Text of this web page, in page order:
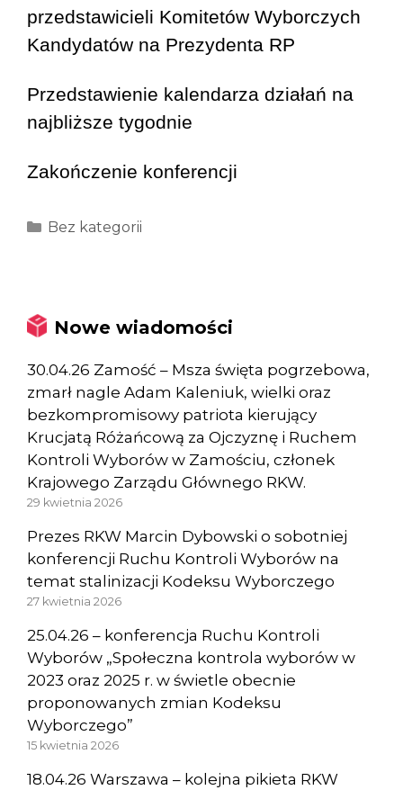
przedstawicieli Komitetów Wyborczych
Kandydatów na Prezydenta RP
Przedstawienie kalendarza działań na
najbliższe tygodnie
Zakończenie konferencji
Kategorie
Bez kategorii
Nowe wiadomości
30.04.26 Zamość – Msza święta pogrzebowa,
zmarł nagle Adam Kaleniuk, wielki oraz
bezkompromisowy patriota kierujący
Krucjatą Różańcową za Ojczyznę i Ruchem
Kontroli Wyborów w Zamościu, członek
Krajowego Zarządu Głównego RKW.
29 kwietnia 2026
Prezes RKW Marcin Dybowski o sobotniej
konferencji Ruchu Kontroli Wyborów na
temat stalinizacji Kodeksu Wyborczego
27 kwietnia 2026
25.04.26 – konferencja Ruchu Kontroli
Wyborów „Społeczna kontrola wyborów w
2023 oraz 2025 r. w świetle obecnie
proponowanych zmian Kodeksu
Wyborczego”
15 kwietnia 2026
18.04.26 Warszawa – kolejna pikieta RKW